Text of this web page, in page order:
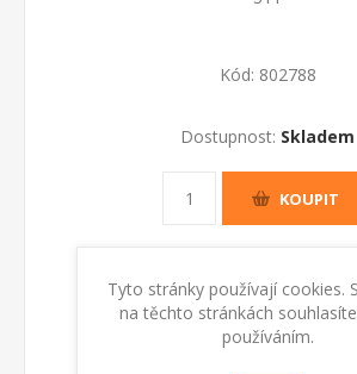
Kód: 802788
Dostupnost: Skladem
KOUPIT
Tyto stránky používají cookies.
na těchto stránkách
používáním.